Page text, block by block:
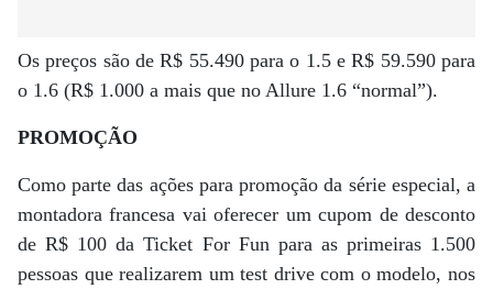
Os preços são de R$ 55.490 para o 1.5 e R$ 59.590 para
o 1.6 (R$ 1.000 a mais que no Allure 1.6 “normal”).
PROMOÇÃO
Como parte das ações para promoção da série especial, a
montadora francesa vai oferecer um cupom de desconto
de R$ 100 da Ticket For Fun para as primeiras 1.500
pessoas que realizarem um test drive com o modelo, nos